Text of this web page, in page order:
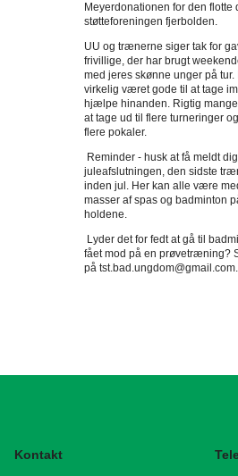
Meyerdonationen for den flotte
støtteforeningen fjerbolden.
UU og trænerne siger tak for
frivillige, der har brugt
med jeres skønne unger på
virkelig været gode til at tage
hjælpe hinanden. Rigtig
at tage ud til flere turneringer
flere pokaler.
juleafslutningen, den sidste
inden jul. Her kan alle være
masser af spas og badminton
holdene.
fået mod på en prøvetræning?
på tst.bad.ungdom@gmail.com.
Kontakt